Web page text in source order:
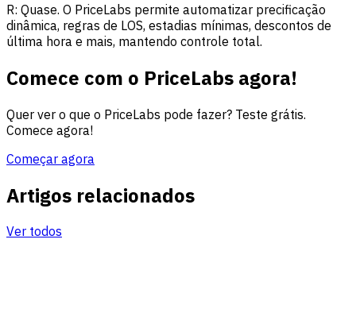
R: Quase. O PriceLabs permite automatizar precificação
dinâmica, regras de LOS, estadias mínimas, descontos de
última hora e mais, mantendo controle total.
Comece com o PriceLabs agora!
Quer ver o que o PriceLabs pode fazer? Teste grátis.
Comece agora!
Começar agora
Artigos relacionados
Ver todos